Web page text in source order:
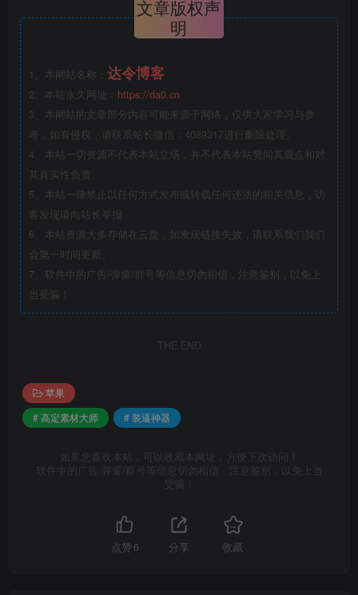
文章版权声
明
1、本网站名称： 达令博客
2、本站永久网址： https://da0.cn
3、本网站的文章部分内容可能来源于网络，仅供大家学习与参
考，如有侵权，请联系站长微信：4089317进行删除处理。
4、本站一切资源不代表本站立场，并不代表本站赞同其观点和对
其真实性负责。
5、本站一律禁止以任何方式发布或转载任何违法的相关信息，访
客发现请向站长举报
6、本站资源大多存储在云盘，如发现链接失效，请联系我们我们
会第一时间更新。
7、软件中的广告/弹窗/群号等信息切勿相信，注意鉴别，以免上
当受骗！
THE END
苹果
# 高定素材大师
# 装逼神器
如果您喜欢本站，可以收藏本网址，方便下次访问！
软件中的广告/弹窗/群号等信息切勿相信，注意鉴别，以免上当
受骗！
点赞 6 分享 收藏